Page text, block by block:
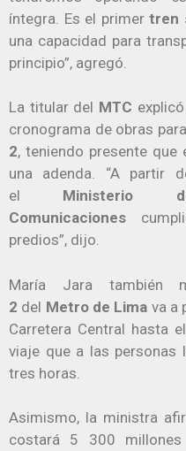
íntegra. Es el primertren
una capacidad para
principio”, agregó.
La titular del MTC
cronograma de obras
2, teniendo presente
una adenda. “A partir
el Ministerio
Comunicaciones
predios”, dijo.
María Jara también
2 del Metro de Lima va a
Carretera Central hasta
viaje que a las personas
tres horas.
Asimismo, la ministra
costará 5 300 millones